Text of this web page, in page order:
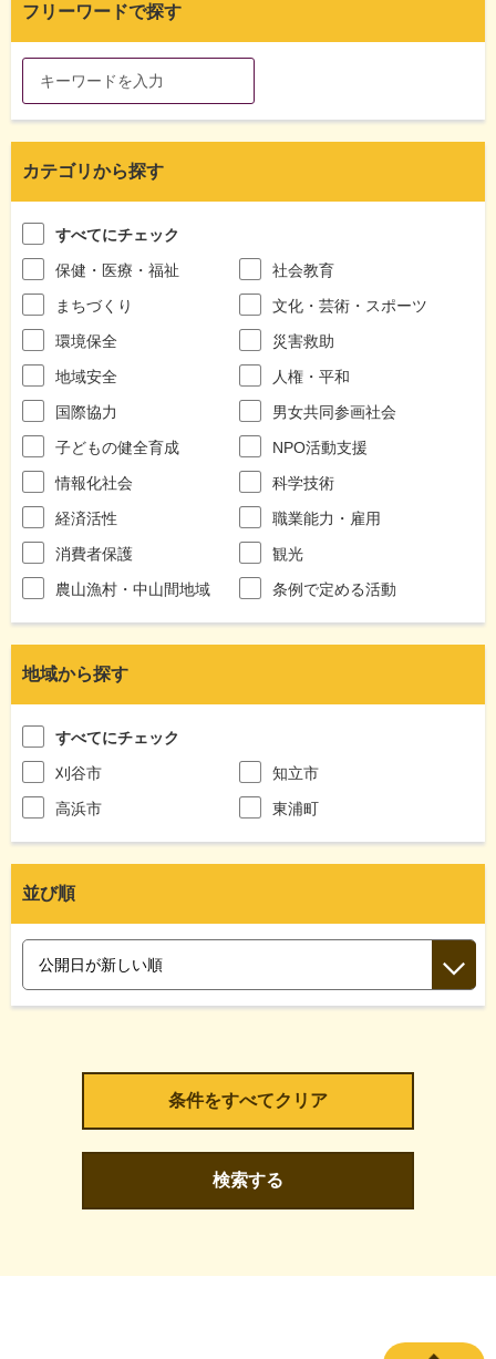
フリーワードで探す
カテゴリから探す
すべてにチェック
保健・医療・福祉
社会教育
まちづくり
文化・芸術・スポーツ
環境保全
災害救助
地域安全
人権・平和
国際協力
男女共同参画社会
子どもの健全育成
NPO活動支援
情報化社会
科学技術
経済活性
職業能力・雇用
消費者保護
観光
農山漁村・中山間地域
条例で定める活動
地域から探す
すべてにチェック
刈谷市
知立市
高浜市
東浦町
並び順
検索する